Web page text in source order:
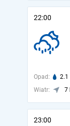
22:00
Opad: 2.1
Wiatr:
7
23:00